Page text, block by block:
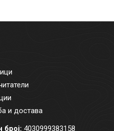
и достава
број: 4030999383158